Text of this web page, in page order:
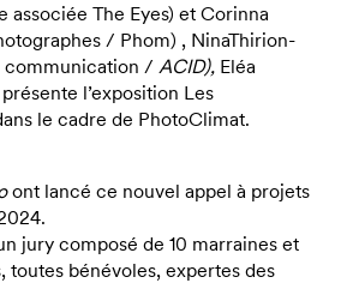
The Eyes) et Corinna
/ Phom) , NinaThirion-
communication / ACID), Eléa
l’exposition Les
le cadre de PhotoClimat.
ont lancé ce nouvel appel à projets
jury composé de 10 marraines et
toutes bénévoles, expertes des